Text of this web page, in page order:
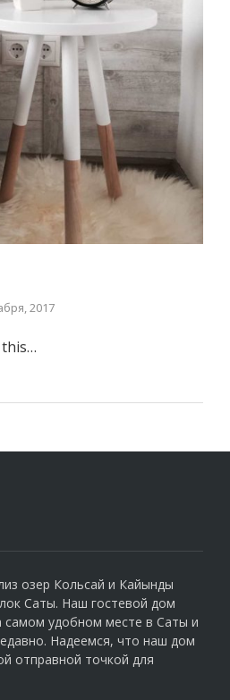
2017
this…
озер Кольсай и Кайынды
Саты. Наш гостевой дом
самом удобном месте в Саты и
Надеемся, что наш дом
отправной точкой для